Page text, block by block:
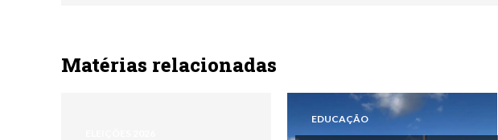
Matérias relacionadas
EDUCAÇÃO